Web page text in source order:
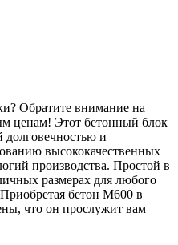
Обратите внимание на
ценам! Этот бетонный блок
долговечностью и
высококачественных
производства. Простой в
размерах для любого
бетон М600 в
что он прослужит вам